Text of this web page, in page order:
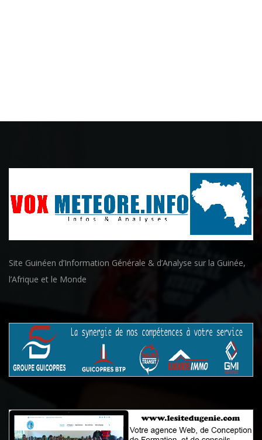
Site Guinéen d’Information Générale & d’Analyse sur la Guinée,
l’Afrique et le Monde